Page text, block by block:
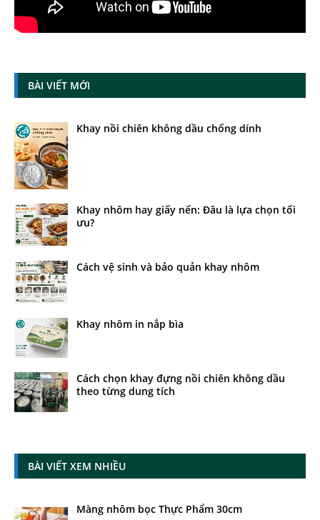
BÀI VIẾT MỚI
Khay nồi chiên không dầu chống dính
Khay nhôm hay giấy nến: Đâu là lựa chọn tối
ưu?
Cách vệ sinh và bảo quản khay nhôm
Khay nhôm in nắp bìa
Cách chọn khay đựng nồi chiên không dầu
theo từng dung tích
BÀI VIẾT XEM NHIỀU
Màng nhôm bọc Thực Phẩm 30cm